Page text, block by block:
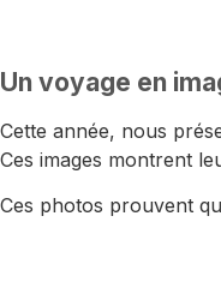
Un voyage en
Cette année, nous
Ces images montrent
Ces photos prouvent